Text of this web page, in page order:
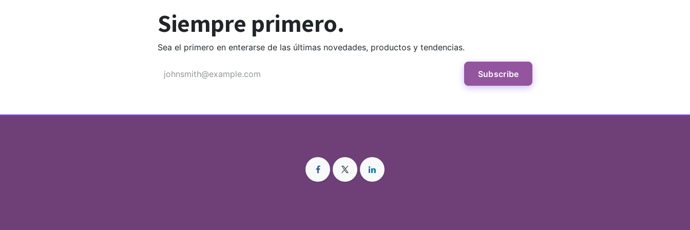
Siempre primero.
Sea el primero en enterarse de las últimas novedades, productos y tendencias.
Subscribe